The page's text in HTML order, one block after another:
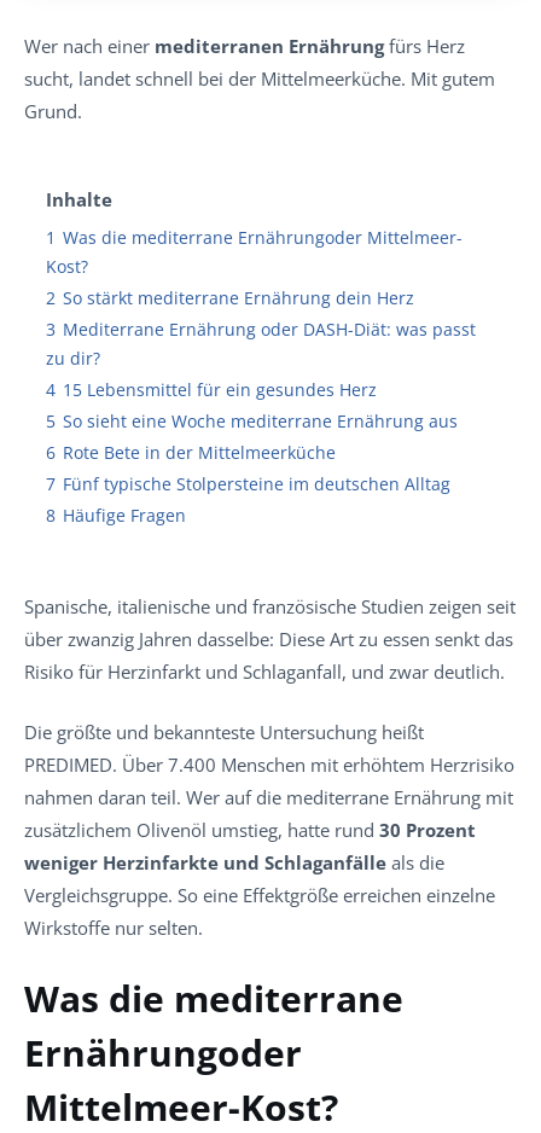
Wer nach einer mediterranen Ernährungfürs Herz
sucht, landet schnell bei der Mittelmeerküche. Mit gutem
Grund.
Inhalte
1 Was die mediterrane Ernährungoder Mittelmeer-
Kost?
2 So stärkt mediterrane Ernährung dein Herz
3 Mediterrane Ernährung oder DASH-Diät: was passt
zu dir?
4 15 Lebensmittel für ein gesundes Herz
5 So sieht eine Woche mediterrane Ernährung aus
6 Rote Bete in der Mittelmeerküche
7 Fünf typische Stolpersteine im deutschen Alltag
8 Häufige Fragen
Spanische, italienische und französische Studien zeigen seit
über zwanzig Jahren dasselbe: Diese Art zu essen senkt das
Risiko für Herzinfarkt und Schlaganfall, und zwar deutlich.
Die größte und bekannteste Untersuchung heißt
PREDIMED. Über 7.400 Menschen mit erhöhtem Herzrisiko
nahmen daran teil. Wer auf die mediterrane Ernährung mit
zusätzlichem Olivenöl umstieg, hatte rund 30 Prozent
weniger Herzinfarkte und Schlaganfälle als die
Vergleichsgruppe. So eine Effektgröße erreichen einzelne
Wirkstoffe nur selten.
Was die mediterrane
Ernährungoder
Mittelmeer-Kost?